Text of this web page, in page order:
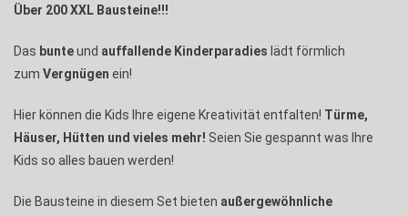
Über 200 XXL Bausteine!!!
Das bunteund auffallende Kinderparadies lädt förmlich
zum Vergnügen ein!
Hier können die Kids Ihre eigene Kreativität entfalten! Türme,
Häuser, Hütten und vieles mehr! Seien Sie gespannt was Ihre
Kids so alles bauen werden!
Die Bausteine in diesem Set bieten außergewöhnliche